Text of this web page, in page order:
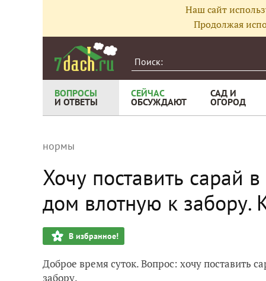
Наш сайт
Продолжая
ВОПРОСЫ
И ОТВЕТЫ
СЕЙЧАС
ОБСУЖДАЮТ
САД И
ОГОРОД
нормы
Хочу поставить сарай
дом влотную к забору.
В избранное!
Доброе время суток. Вопрос: хочу поставить
забору.